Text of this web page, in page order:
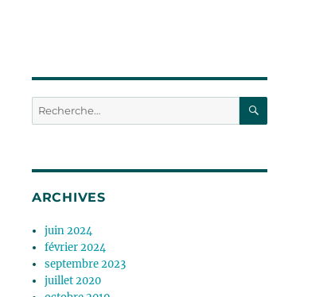
Recherche
pour :
ARCHIVES
juin 2024
février 2024
septembre 2023
juillet 2020